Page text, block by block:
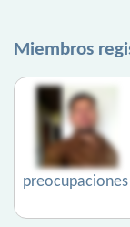
Miembros
preocupaciones